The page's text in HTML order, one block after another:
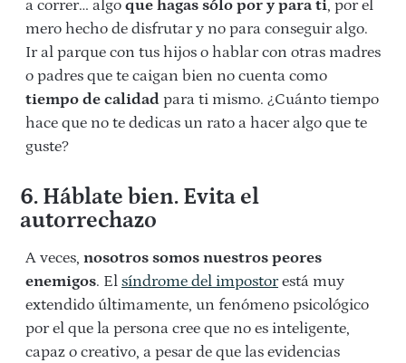
a correr… algo que hagas sólo por y para ti, por el
mero hecho de disfrutar y no para conseguir algo.
Ir al parque con tus hijos o hablar con otras madres
o padres que te caigan bien no cuenta como
tiempo de calidad para ti mismo. ¿Cuánto tiempo
hace que no te dedicas un rato a hacer algo que te
guste?
6. Háblate bien. Evita el
autorrechazo
A veces, nosotros somos nuestros peores
enemigos. El síndrome del impostorestá muy
extendido últimamente, un fenómeno psicológico
por el que la persona cree que no es inteligente,
capaz o creativo, a pesar de que las evidencias